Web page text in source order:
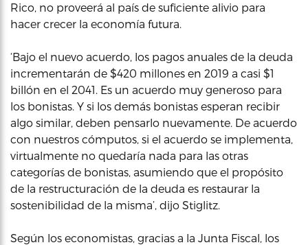
Rico, no proveerá al país de suficiente alivio para
hacer crecer la economía futura.
‘Bajo el nuevo acuerdo, los pagos anuales de la deuda
incrementarán de $420 millones en 2019 a casi $1
billón en el 2041. Es un acuerdo muy generoso para
los bonistas. Y si los demás bonistas esperan recibir
algo similar, deben pensarlo nuevamente. De acuerdo
con nuestros cómputos, si el acuerdo se implementa,
virtualmente no quedaría nada para las otras
categorías de bonistas, asumiendo que el propósito
de la restructuración de la deuda es restaurar la
sostenibilidad de la misma’, dijo Stiglitz.
Según los economistas, gracias a la Junta Fiscal, los